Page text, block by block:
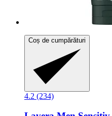
Coș de cumpărături
4.2 (234)